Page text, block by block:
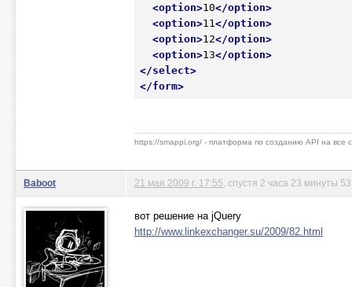
<option>10</option>
<option>11 </option>
<option>12</option>
<option>13</option>
</select>
</form>
https://smappi.org/ - платформа по созданию API на все
Baboot 21 мая 2009 г. 17:55 , спустя 2 часа 23 минуты
вот решение на jQuery
http://www.linkexchanger.su/2009/82.html